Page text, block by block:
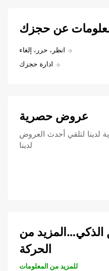
عن حجزك
انظر، حرر، إلغاء
ادارة حجزك
عروض حصرية
لدينا لتلقي أحدث العروض
لدينا
الذكي…المزيد من
الحركة
للمزيد من المعلومات